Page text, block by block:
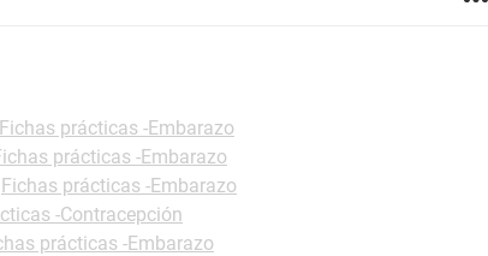
Fichas prácticas -Embarazo
prácticas -Embarazo
Fichas prácticas -Embarazo
-Contracepción
prácticas -Embarazo